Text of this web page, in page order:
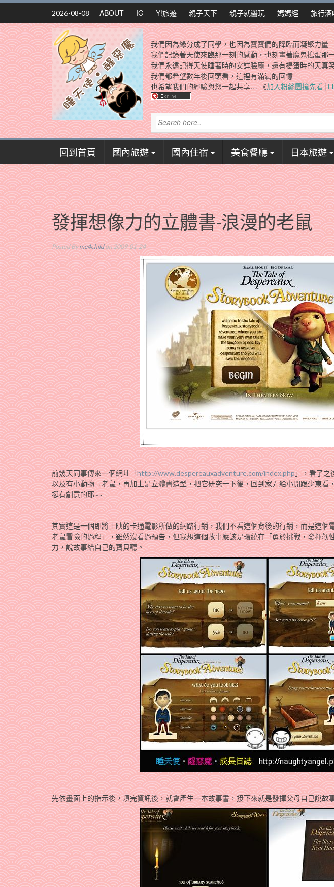
Skip
content
2026-08-08 ABOUT IG Y!旅遊 親子天下 親子就醬玩 媽媽經 旅行酒
我們因為緣分成了同學，也因為寶寶們的降臨而凝聚力量
我們記錄著天使來臨那一刻的感動，也刻畫著魔鬼搗蛋那
我們永遠記得天使睡著時的安詳臉龐，還有搗蛋時的天真
我們都希望數年後回頭看，這裡有滿滿的回憶
也希望我們的經驗與您一起共享… 《加入粉絲團搶先看│
回到首頁 國內旅遊 國內住宿 美食餐廳 日本旅遊
發揮想像力的立體書-浪漫的老鼠
Posted Byme4childon 2009-01-24
前幾天同事傳來一個網址「http://www.despereauxadventure.com/index.php」，看了之
以及有小動物→老鼠，再加上是立體書造型，把它研究一下後，回到家弄給小開跟少東看
挺有創意的耶~~
其實這是一個即將上映的卡通電影所做的網路行銷，我們不看這個背後的行銷，而是這個
老鼠冒險的過程」，雖然沒看過預告，但我想這個故事應該是環繞在「勇於挑戰，發揮韌
力，說故事給自己的寶貝聽。
先依畫面上的指示後，填完資訊後，就會產生一本故事書，接下來就是發揮父母自己說